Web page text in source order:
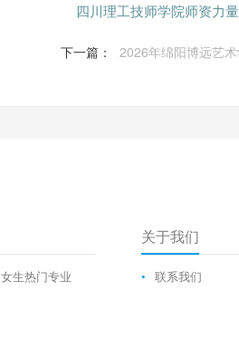
四川理工技师学院师资力
下一篇： 2026年绵阳博远艺
女生热门专业
关于我们
• 联系我们